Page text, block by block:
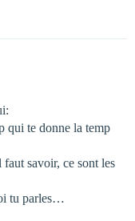
qui te donne la temp
faut savoir, ce sont les
tu parles…